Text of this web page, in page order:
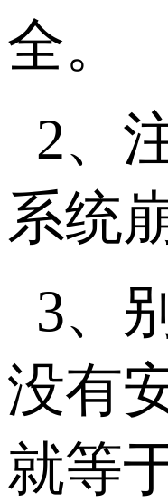
全。
2、
系统
3、
没有
就等